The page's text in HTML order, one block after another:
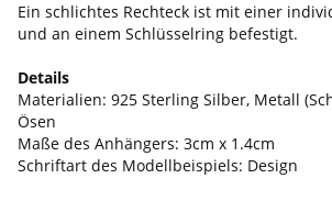
Ein schlichtes Rechteck ist mit einer
und an einem Schlüsselring befestigt.
Details
Materialien: 925 Sterling Silber, Metall
Ösen
Maße des Anhängers: 3cm x 1.4cm
Schriftart des Modellbeispiels: Design